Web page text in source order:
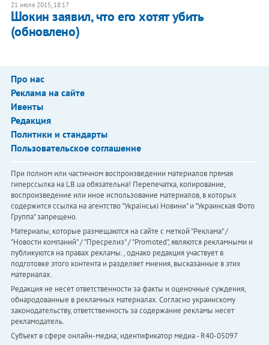
21 июля 2015, 18:17
Шокин заявил, что его хотят убить
(обновлено)
Про нас
Реклама на сайте
Ивенты
Редакция
Политики и стандарты
Пользовательское соглашение
При полном или частичном воспроизведении материалов прямая
гиперссылка на LB.ua обязательна! Перепечатка, копирование,
воспроизведение или иное использование материалов, в которых
содержится ссылка на агентство "Українськi Новини" и "Украинская Фото
Группа" запрещено.
Материалы, которые размещаются на сайте с меткой "Реклама" /
"Новости компаний" / "Пресрелиз" / "Promoted", являются рекламными и
публикуются на правах рекламы. , однако редакция участвует в
подготовке этого контента и разделяет мнения, высказанные в этих
материалах.
Редакция не несет ответственности за факты и оценочные суждения,
обнародованные в рекламных материалах. Согласно украинскому
законодательству, ответственность за содержание рекламы несет
рекламодатель.
Субъект в сфере онлайн-медиа; идентификатор медиа - R40-05097